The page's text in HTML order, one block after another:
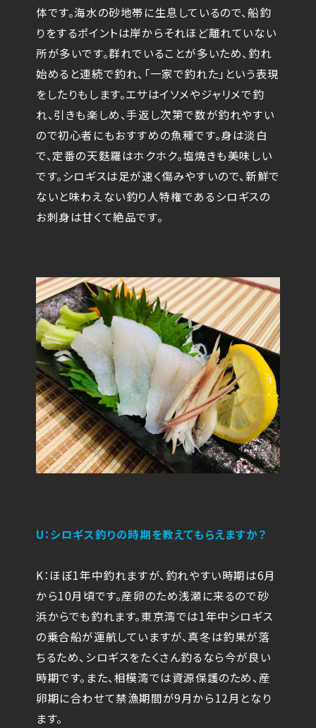
体です。海水の砂地帯に生息しているので、船釣
りをするポイントは岸からそれほど離れていない
所が多いです。群れでいることが多いため、釣れ
始めると連続で釣れ、「一家で釣れた」という表現
をしたりもします。エサはイソメやジャリメで釣
れ、引きも楽しめ、手返し次第で数が釣れやすい
ので初心者にもおすすめの魚種です。身は淡白
で、定番の天麩羅はホクホク。塩焼きも美味しい
です。シロギスは足が速く傷みやすいので、新鮮で
ないと味わえない釣り人特権であるシロギスの
お刺身は甘くて絶品です。
U：シロギス釣りの時期を教えてもらえますか？
K：ほぼ1年中釣れますが、釣れやすい時期は6月
から10月頃です。産卵のため浅瀬に来るので砂
浜からでも釣れます。東京湾では1年中シロギス
の乗合船が運航していますが、真冬は釣果が落
ちるため、シロギスをたくさん釣るなら今が良い
時期です。また、相模湾では資源保護のため、産
卵期に合わせて禁漁期間が9月から12月となり
ます。